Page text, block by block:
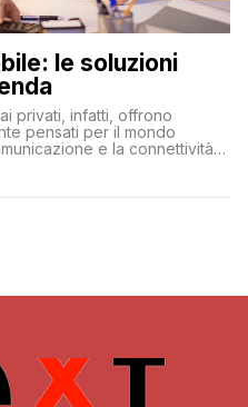
le soluzioni
privati, infatti, offrono
pensati per il mondo
e la connettività